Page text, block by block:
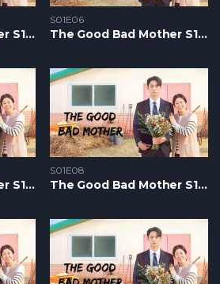
The Good Bad Mother S1 – Epizoda 05
S01E06
The Good Bad Mother S1 – Epizoda 06
The Good Bad Mother S1 – Epizoda 07
S01E08
The Good Bad Mother S1 – Epizoda 08